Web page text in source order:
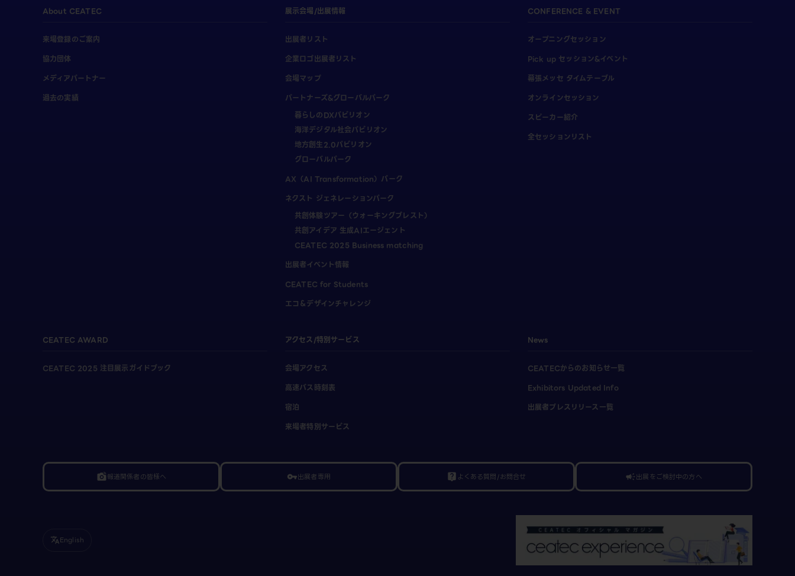
About CEATEC
来場登録のご案内
協力団体
メディアパートナー
過去の実績
展示会場/出展情報
出展者リスト
企業ロゴ出展者リスト
会場マップ
パートナーズ&グローバルパーク
暮らしのDXパビリオン
海洋デジタル社会パビリオン
地方創生2.0パビリオン
グローバルパーク
AX（AI Transformation）パーク
ネクスト ジェネレーションパーク
共創体験ツアー（ウォーキングブレスト）
共創アイデア 生成AIエージェント
CEATEC 2025 Business matching
出展者イベント情報
CEATEC for Students
エコ＆デザインチャレンジ
CONFERENCE & EVENT
オープニングセッション
Pick up セッション&イベント
幕張メッセ タイムテーブル
オンラインセッション
スピーカー紹介
全セッションリスト
CEATEC AWARD
CEATEC 2025 注目展示ガイドブック
アクセス/特別サービス
会場アクセス
高速バス時刻表
宿泊
来場者特別サービス
News
CEATECからのお知らせ一覧
Exhibitors Updated Info
出展者プレスリリース一覧
linked_camera報道関係者の皆様へ vpn_key出展者専用 live_help よくある質問/お問合せ campaign出展をご検討中の方へ
translateEnglish